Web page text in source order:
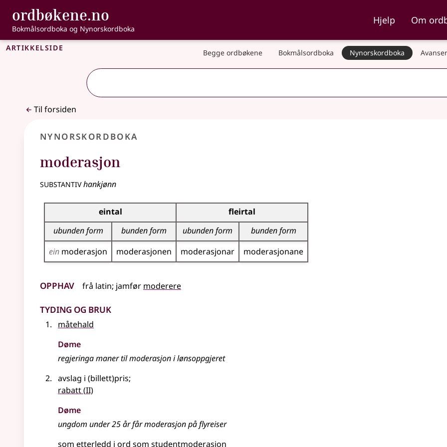
Gå til hovedinnhold
Tilgjengelighet
ordbøkene.no , Bokmålsordboka og Nynorskordboka
Bokmålsordboka og Nynorskordboka
Hjelp Om
Artikkelside Begge ordbøkene Bokmålsordboka Nynorskordboka
Til forsiden
Nynorskordboka
moderasjon
substantivhankjønn
Bøyningstabell for dette substantivet
eintal
fleirtal
ubunden form
bunden form ubunden form
bunden form
ein moderasjon moderasjonen moderasjonar moderasjonane
Opphav frå latin; jamfør moderere
Tyding og bruk
måtehald
Døme
regjeringa maner til moderasjon i lønsoppgjeret
avslag i (billett)pris;
rabatt(2
II)
Døme
ungdom under 25 år får moderasjon på flyreiser
som etterledd i ord som studentmoderasjon